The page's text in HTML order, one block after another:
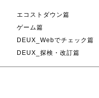
エコストダウン篇
ゲーム篇
DEUX_Webでチェック篇
DEUX_探検・改訂篇